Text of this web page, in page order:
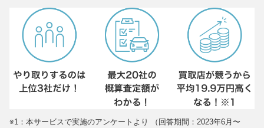
※1：本サービスで実施のアンケートより （回答期間：2023年6月〜